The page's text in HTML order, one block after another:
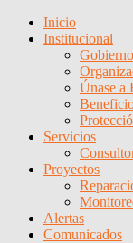
Inicio
Institucional
Únase a
Servicios
Proyectos
Alertas
Comunicados